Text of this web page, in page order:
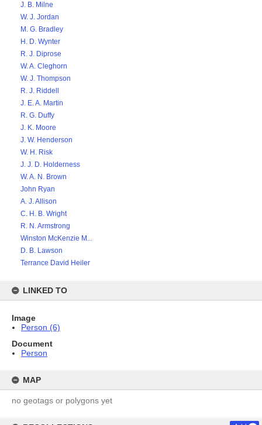
J. B. Milne
W. J. Jordan
M. G. Bradley
H. D. Wynter
R. J. Diprose
W. A. Cleghorn
W. J. Thompson
R. J. Riddell
J. E. A. Martin
R. G. Duffy
J. K. Moore
J. W. Henderson
W. H. Risk
J. J. D. Holderness
W. A. N. Brown
John Ryan
A. J. Allison
C. H. B. Wright
R. N. Armstrong
Winston McKenzie M...
D. B. Lawson
Terrance David Heiler
LINKED TO
Image
Person (6)
Document
Person
MAP
no geotags or polygons yet